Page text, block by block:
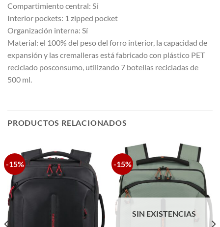
Compartimiento central: Sí
Interior pockets: 1 zipped pocket
Organización interna: Sí
Material: el 100% del peso del forro interior, la capacidad de
expansión y las cremalleras está fabricado con plástico PET
reciclado posconsumo, utilizando 7 botellas recicladas de
500 ml.
PRODUCTOS RELACIONADOS
-15% -15%
SIN EXISTENCIAS